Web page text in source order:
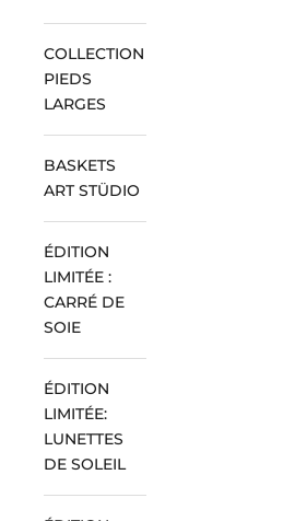
COLLECTION
PIEDS
LARGES
BASKETS
ART STÜDIO
ÉDITION
LIMITÉE :
CARRÉ DE
SOIE
ÉDITION
LIMITÉE:
LUNETTES
DE SOLEIL